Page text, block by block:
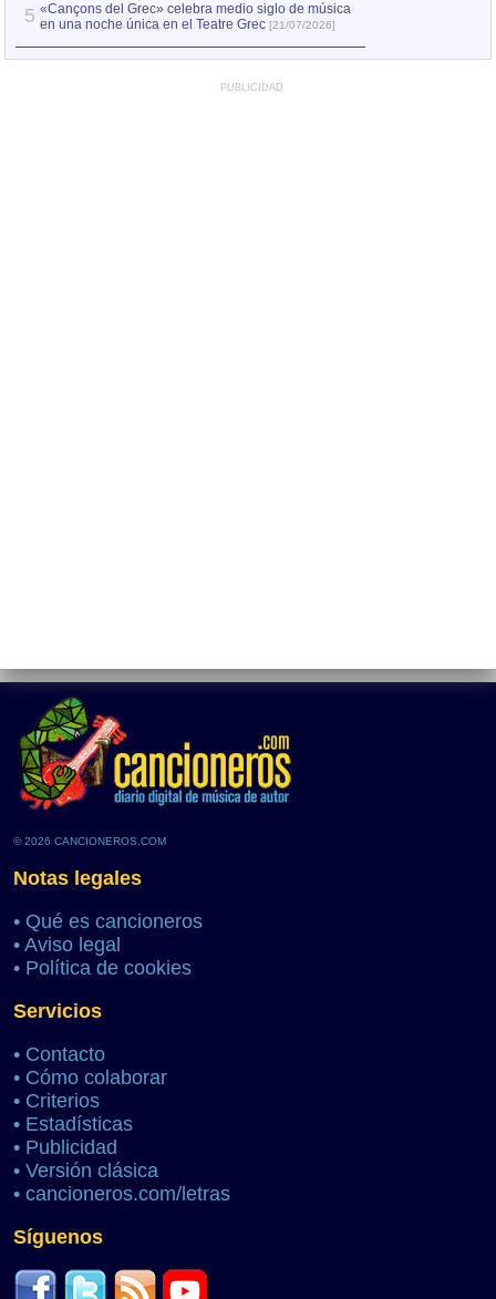
5 «Cançons del Grec» celebra medio siglo de música
en una noche única en el Teatre Grec [21/07/2026]
PUBLICIDAD
© 2026 CANCIONEROS.COM
Notas legales
• Qué es cancioneros
• Aviso legal
• Política de cookies
Servicios
• Contacto
• Cómo colaborar
• Criterios
• Estadísticas
• Publicidad
• Versión clásica
• cancioneros.com/letras
Síguenos